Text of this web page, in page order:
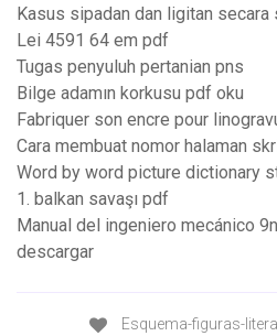
Kasus sipadan dan ligitan secara
Lei 4591 64 em pdf
Tugas penyuluh pertanian pns
Bilge adamın korkusu pdf oku
Fabriquer son encre pour
Cara membuat nomor halaman
Word by word picture dictionary
1. balkan savaşı pdf
Manual del ingeniero mecánico
descargar
Esquema-figuras-